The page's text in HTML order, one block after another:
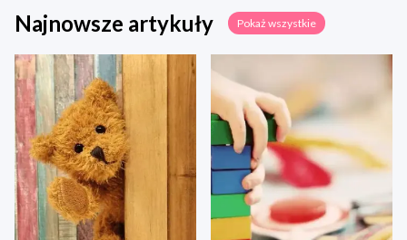
Najnowsze artykuły Pokaż wszystkie